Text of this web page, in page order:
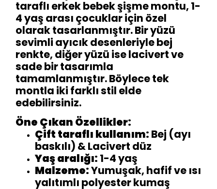
taraflı erkek bebek şişme montu, 1-
4 yaş arası çocuklar için özel
olarak tasarlanmıştır. Bir yüzü
sevimli ayıcık desenleriyle bej
renkte, diğer yüzü ise lacivert ve
sade bir tasarımla
tamamlanmıştır. Böylece tek
montla iki farklı stil elde
edebilirsiniz.
Öne Çıkan Özellikler:
Çift taraflı kullanım: Bej (ayı
baskılı) & Lacivert düz
Yaş aralığı: 1-4 yaş
Malzeme:Yumuşak, hafif ve ısı
yalıtımlı polyester kumaş